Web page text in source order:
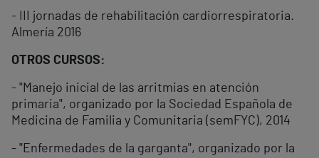
- III jornadas de rehabilitación cardiorrespiratoria.
Almería 2016
OTROS CURSOS:
- "Manejo inicial de las arritmias en atención
primaria", organizado por la Sociedad Española de
Medicina de Familia y Comunitaria (semFYC), 2014
- "Enfermedades de la garganta", organizado por la